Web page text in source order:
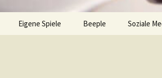
Eigene Spiele Beeple Soziale